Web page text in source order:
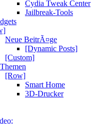
Cydia Tweak Center
Jailbreak-Tools
Neue BeitrÃ¤ge
[Dynamic Posts]
[Custom]
[Row]
Smart Home
3D-Drucker